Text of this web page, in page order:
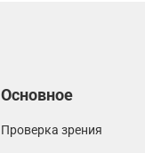
Основное
Проверка зрения